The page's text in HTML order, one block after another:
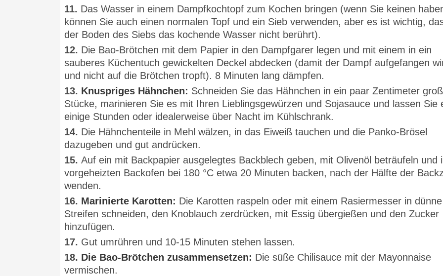
11. Das Wasser in einem Dampfkochtopf zum Kochen bringen (wenn Sie keinen
können Sie auch einen normalen Topf und ein Sieb verwenden, aber es ist wichtig,
der Boden des Siebs das kochende Wasser nicht berührt).
12. Die Bao-Brötchen mit dem Papier in den Dampfgarer legen und mit einem in ein
sauberes Küchentuch gewickelten Deckel abdecken (damit der Dampf aufgefangen
und nicht auf die Brötchen tropft). 8 Minuten lang dämpfen.
13. Knuspriges Hähnchen: Schneiden Sie das Hähnchen in ein paar Zentimeter
Stücke, marinieren Sie es mit Ihren Lieblingsgewürzen und Sojasauce und lassen Sie
einige Stunden oder idealerweise über Nacht im Kühlschrank.
14. Die Hähnchenteile in Mehl wälzen, in das Eiweiß tauchen und die Panko-Brösel
dazugeben und gut andrücken.
15. Auf ein mit Backpapier ausgelegtes Backblech geben, mit Olivenöl beträufeln und
vorgeheizten Backofen bei 180 °C etwa 20 Minuten backen, nach der Hälfte der
wenden.
16. Marinierte Karotten: Die Karotten raspeln oder mit einem Rasiermesser in dünne
Streifen schneiden, den Knoblauch zerdrücken, mit Essig übergießen und den Zucker
hinzufügen.
17. Gut umrühren und 10-15 Minuten stehen lassen.
18. Die Bao-Brötchen zusammensetzen: Die süße Chilisauce mit der Mayonnaise
vermischen.